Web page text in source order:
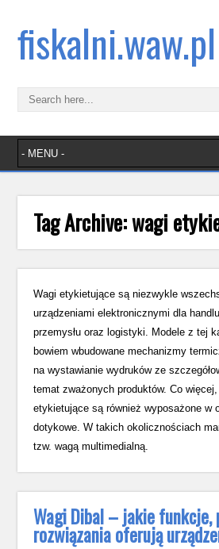
fiskalni.waw.pl
Tag Archive:wagi
Wagi etykietujące są niezwykle
urządzeniami elektronicznymi dla
przemysłu oraz logistyki. Modele z tej
bowiem wbudowane mechanizmy
na wystawianie wydruków ze
temat zważonych produktów. Co
etykietujące są również wyposażone w
dotykowe. W takich okolicznościach
tzw. wagą multimedialną.
Wagi Dibal – jakie funkcje,
rozwiązania oferują